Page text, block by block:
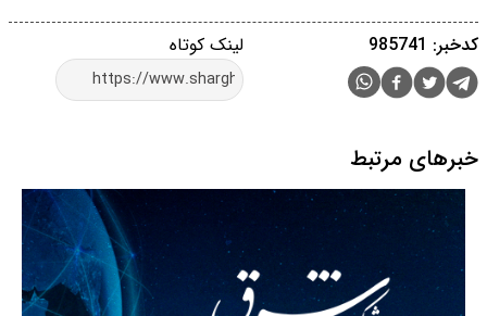
لینک کوتاه کدخبر: 985741
خبرهای مرتبط